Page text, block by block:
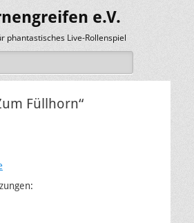
e.V.
phantastisches Live-Rollenspiel
Füllhorn“